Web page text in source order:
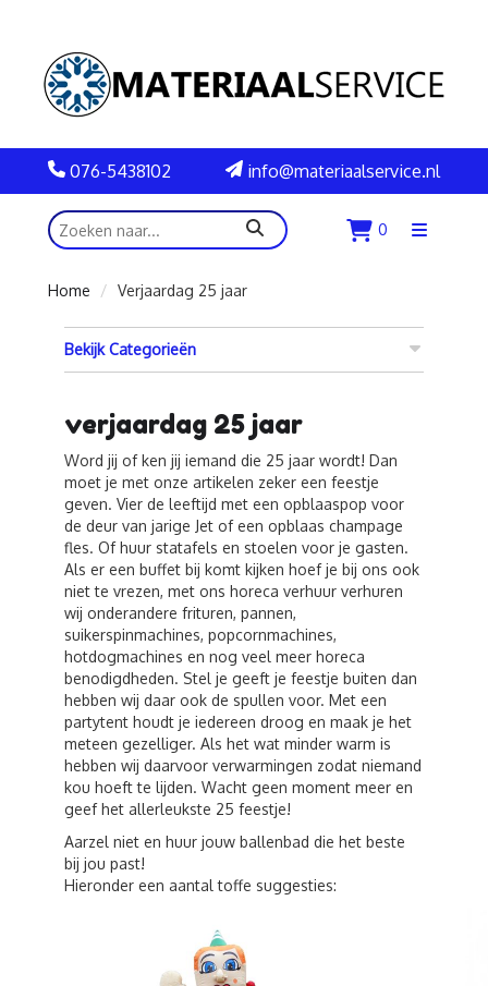
076-5438102 info@materiaalservice.nl
zoeken 0
Menu
Home
Verjaardag 25 jaar
Bekijk Categorieën
verjaardag 25 jaar
Word jij of ken jij iemand die 25 jaar wordt! Dan
moet je met onze artikelen zeker een feestje
geven. Vier de leeftijd met een opblaaspop voor
de deur van jarige Jet of een opblaas champage
fles. Of huur statafels en stoelen voor je gasten.
Als er een buffet bij komt kijken hoef je bij ons ook
niet te vrezen, met ons horeca verhuur verhuren
wij onderandere frituren, pannen,
suikerspinmachines, popcornmachines,
hotdogmachines en nog veel meer horeca
benodigdheden. Stel je geeft je feestje buiten dan
hebben wij daar ook de spullen voor. Met een
partytent houdt je iedereen droog en maak je het
meteen gezelliger. Als het wat minder warm is
hebben wij daarvoor verwarmingen zodat niemand
kou hoeft te lijden. Wacht geen moment meer en
geef het allerleukste 25 feestje!
Aarzel niet en huur jouw ballenbad die het beste
bij jou past!
Hieronder een aantal toffe suggesties: